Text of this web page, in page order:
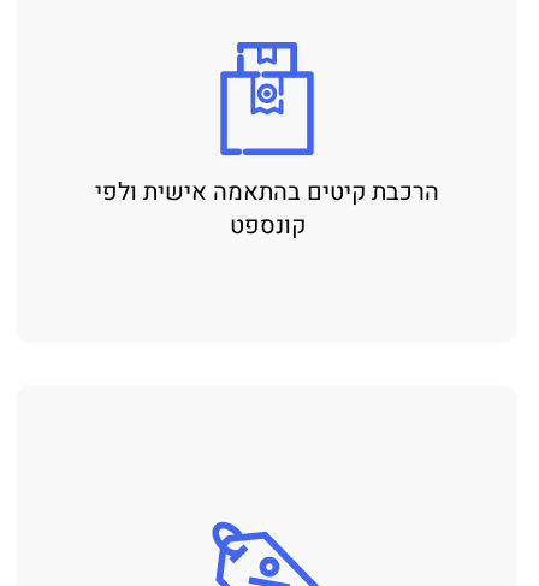
הרכבת קיטים בהתאמה אישית ולפי
קונספט